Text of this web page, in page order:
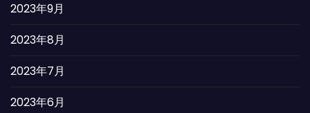
2023年9月
2023年8月
2023年7月
2023年6月